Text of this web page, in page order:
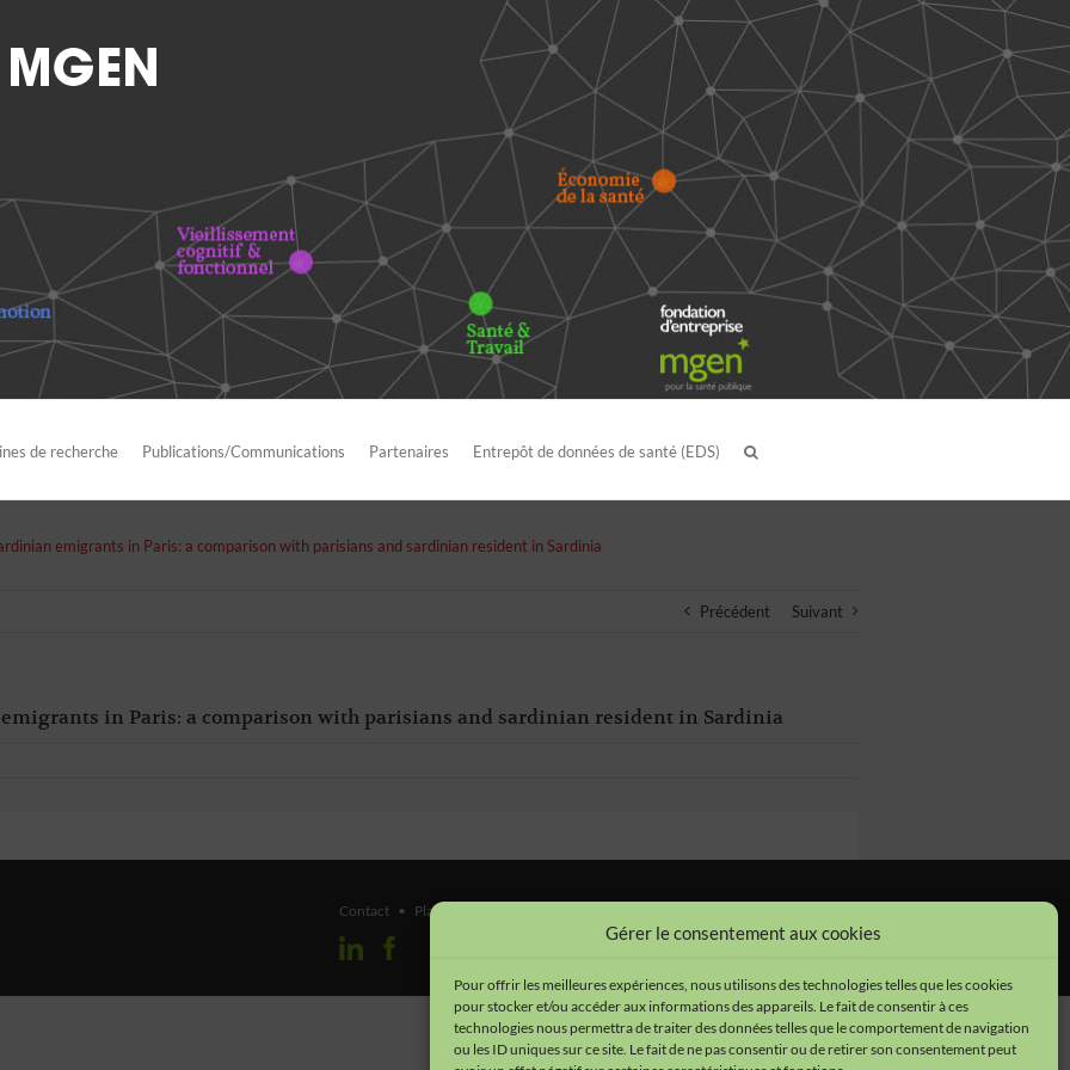
Gérer le consentement aux cookies
Pour offrir les meilleures expériences, nous utilisons des technologies telles que les cookies
pour stocker et/ou accéder aux informations des appareils. Le fait de consentir à ces
technologies nous permettra de traiter des données telles que le comportement de navigation
ou les ID uniques sur ce site. Le fait de ne pas consentir ou de retirer son consentement peut
de recherche Publications/Communications Partenaires Entrepôt de données de santé (EDS)
emigrants in Paris: a comparison with parisians and sardinian resident in Sardinia
Précédent Suivant
in Paris: a comparison with parisians and sardinian resident in Sardinia
Contact • Plan du site